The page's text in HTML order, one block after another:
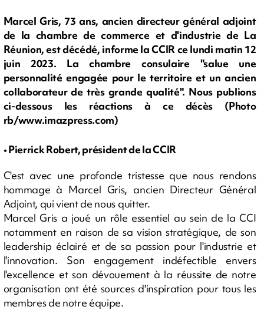
Marcel Gris, 73 ans, ancien directeur général adjoint
de la chambre de commerce et d'industrie de La
Réunion, est décédé, informe la CCIR ce lundi matin 12
juin 2023. La chambre consulaire "salue une
personnalité engagée pour le territoire et un ancien
collaborateur de très grande qualité". Nous publions
ci-dessous les réactions à ce décès (Photo
rb/www.imazpress.com)
• Pierrick Robert, président de la CCIR
C'est avec une profonde tristesse que nous rendons
hommage à Marcel Gris, ancien Directeur Général
Adjoint, qui vient de nous quitter.
Marcel Gris a joué un rôle essentiel au sein de la CCI
notamment en raison de sa vision stratégique, de son
leadership éclairé et de sa passion pour l'industrie et
l'innovation. Son engagement indéfectible envers
l'excellence et son dévouement à la réussite de notre
organisation ont été sources d'inspiration pour tous les
membres de notre équipe.